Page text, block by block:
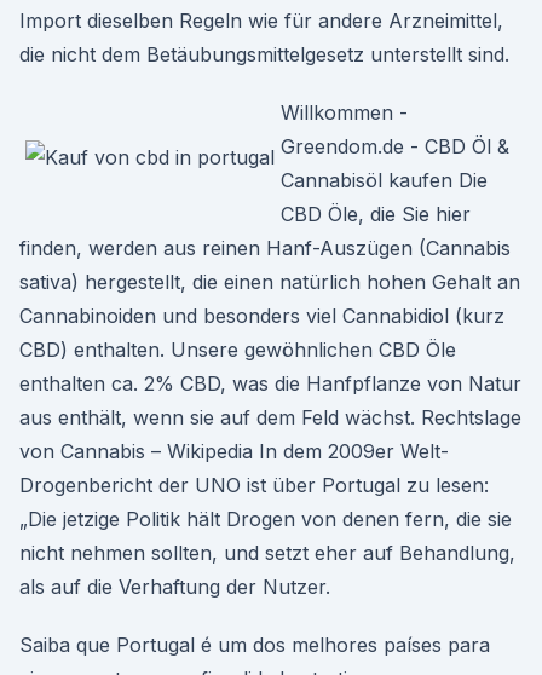
Import dieselben Regeln wie für andere Arzneimittel,
die nicht dem Betäubungsmittelgesetz unterstellt sind.
Willkommen -
Greendom.de - CBD Öl &
Cannabisöl kaufen Die
CBD Öle, die Sie hier
finden, werden aus reinen Hanf-Auszügen (Cannabis
sativa) hergestellt, die einen natürlich hohen Gehalt an
Cannabinoiden und besonders viel Cannabidiol (kurz
CBD) enthalten. Unsere gewöhnlichen CBD Öle
enthalten ca. 2% CBD, was die Hanfpflanze von Natur
aus enthält, wenn sie auf dem Feld wächst. Rechtslage
von Cannabis – Wikipedia In dem 2009er Welt-
Drogenbericht der UNO ist über Portugal zu lesen:
„Die jetzige Politik hält Drogen von denen fern, die sie
nicht nehmen sollten, und setzt eher auf Behandlung,
als auf die Verhaftung der Nutzer.
Saiba que Portugal é um dos melhores países para